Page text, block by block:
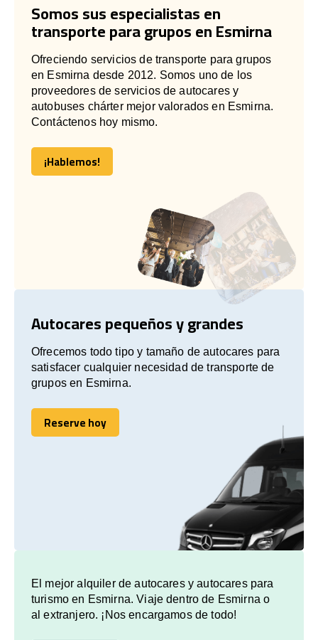
Somos sus especialistas en
transporte para grupos en Esmirna
Ofreciendo servicios de transporte para grupos
en Esmirna desde 2012. Somos uno de los
proveedores de servicios de autocares y
autobuses chárter mejor valorados en Esmirna.
Contáctenos hoy mismo.
¡Hablemos!
¡Hablemos!
Autocares pequeños y grandes
Ofrecemos todo tipo y tamaño de autocares para
satisfacer cualquier necesidad de transporte de
grupos en Esmirna.
Reserve hoy
Reserve hoy
El mejor alquiler de autocares y autocares para
turismo en Esmirna. Viaje dentro de Esmirna o
al extranjero. ¡Nos encargamos de todo!